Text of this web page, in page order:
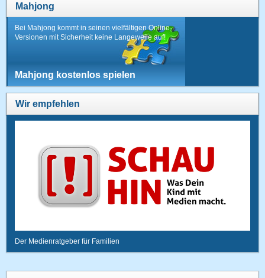
Mahjong
Bei Mahjong kommt in seinen vielfältigen Online-
Versionen mit Sicherheit keine Langeweile auf!
Mahjong kostenlos spielen
Wir empfehlen
Der Medienratgeber für Familien